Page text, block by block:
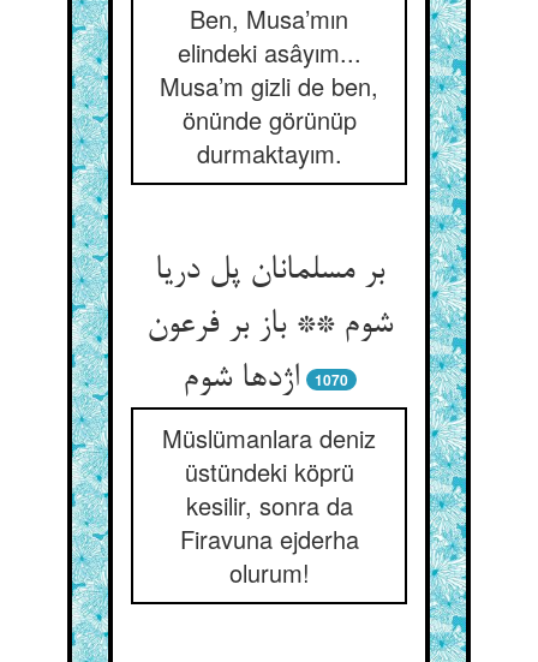
Ben, Musa’mın
elindeki asâyım...
Musa’m gizli de ben,
önünde görünüp
durmaktayım.
بر مسلمانان پل دریا
شوم ** باز بر فرعون
اژدها شوم
1070
Müslümanlara deniz
üstündeki köprü
kesilir, sonra da
Firavuna ejderha
olurum!